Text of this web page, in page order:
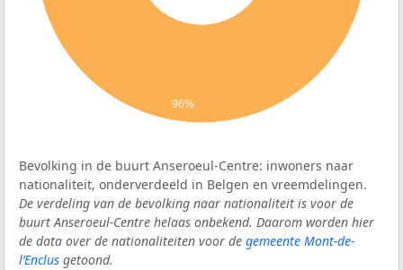
96%
Bevolking in de buurt Anseroeul-Centre: inwoners naar
nationaliteit, onderverdeeld in Belgen en vreemdelingen.
De verdeling van de bevolking naar nationaliteit is voor de
buurt Anseroeul-Centre helaas onbekend. Daarom worden hier
de data over de nationaliteiten voor de gemeente Mont-de-
l’Enclus getoond.